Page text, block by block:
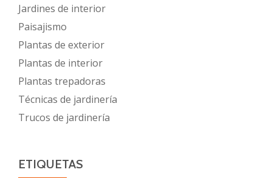
Jardines de interior
Paisajismo
Plantas de exterior
Plantas de interior
Plantas trepadoras
Técnicas de jardinería
Trucos de jardinería
ETIQUETAS